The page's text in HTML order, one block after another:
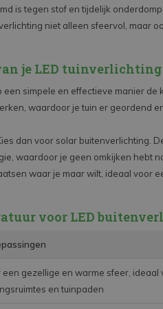
is tegen stof en tijdelijk
niet alleen sfeervol, maar
je LED
een simpele en effectieve manier de
waardoor je tuin er geordend
dan voor solar buitenverlichting.
waardoor je geen omkijken hebt
waar je maar wilt, ideaal voor
voor LED
een gezellige en warme sfeer, ideaal
en tuinpaden